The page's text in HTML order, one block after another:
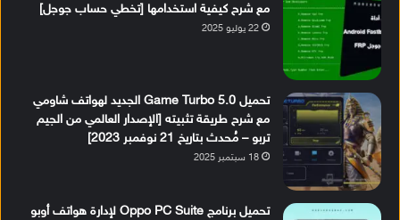
مع شرح كيفية استخدامها [تخطي حساب جوجل]
22 يوليو 2025
تحميل Game Turbo 5.0 الجديد لهواتف شاومي
مع شرح طريقة تثبيته [الإصدار العالمي من الجيم
تربو – مُحدث بتاريخ 21 نوفمبر 2023]
18 سبتمبر 2025
تحميل برنامج Oppo PC Suite لإدارة هواتف أوبو